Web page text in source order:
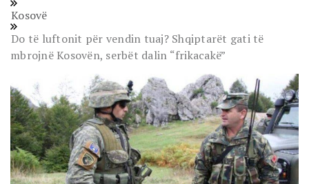
Kosovë
Do të luftonit për vendin tuaj? Shqiptarët gati të
mbrojnë Kosovën, serbët dalin “frikacakë”